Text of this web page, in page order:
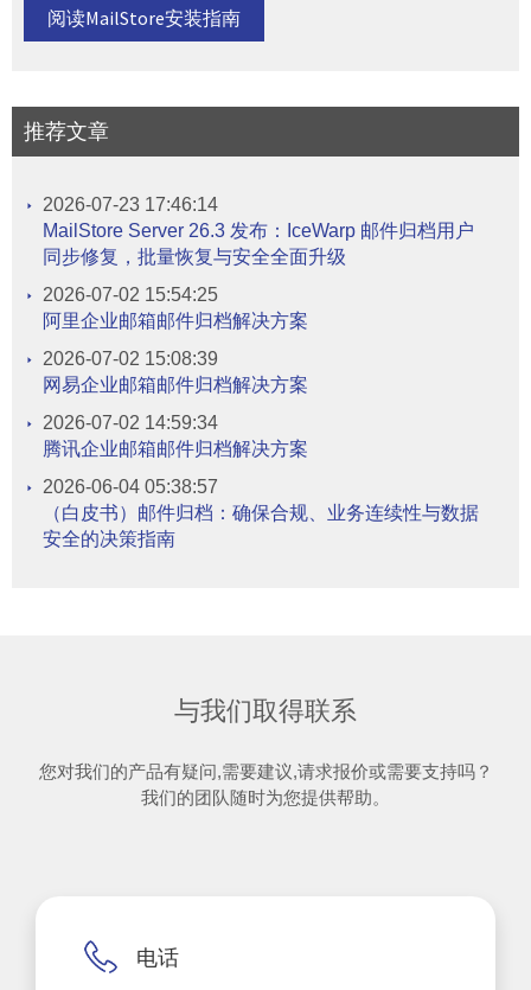
阅读MailStore安装指南
推荐文章
2026-07-23 17:46:14
MailStore Server 26.3 发布：IceWarp 邮件归档用户
同步修复，批量恢复与安全全面升级
2026-07-02 15:54:25
阿里企业邮箱邮件归档解决方案
2026-07-02 15:08:39
网易企业邮箱邮件归档解决方案
2026-07-02 14:59:34
腾讯企业邮箱邮件归档解决方案
2026-06-04 05:38:57
（白皮书）邮件归档：确保合规、业务连续性与数据
安全的决策指南
与我们取得联系
您对我们的产品有疑问,需要建议,请求报价或需要支持吗？
我们的团队随时为您提供帮助。
电话